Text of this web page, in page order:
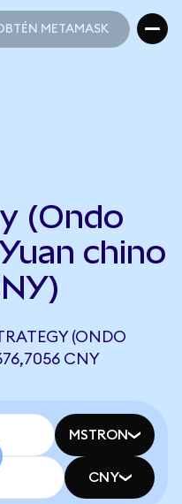
METAMASK
(Ondo
chino
(ONDO
CNY
MSTRON
CNY